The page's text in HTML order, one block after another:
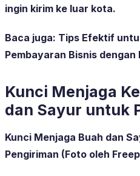
ingin kirim ke luar kota.
Baca juga: Tips Efektif
Pembayaran Bisnis dengan
Kunci Menjaga
dan Sayur untuk
Kunci Menjaga Buah dan
Pengiriman (Foto oleh